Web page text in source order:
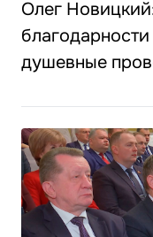
Олег
душевные